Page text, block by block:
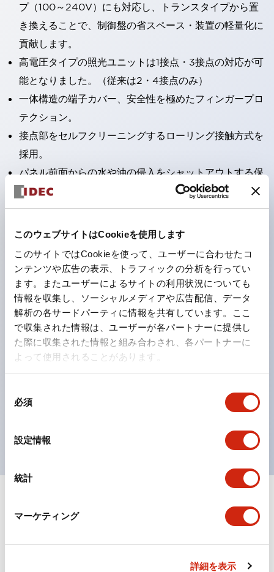
このウェブサイトはCookieを使用します
このサイトではCookieを使って、ユーザーに合わせたコ
ンテンツや広告の表示、トラフィックの分析を行ってい
ます。またユーザーによるサイトの利用状況についても
情報を収集し、ソーシャルメディアや広告配信、データ
解析の各サードパーティに情報を共有しています。ここ
で収集された情報は、ユーザーが各パートナーに提供し
た際に収集された情報と組み合わされ、各パートナーに
よって使用されることがあります。
必須
設定情報
統計
マーケティング
詳細を表示
プ（100～240V）にも対応し、トランスタイプから置
き換えることで、制御盤の省スペース・装置の軽量化に
貢献します。
高電圧タイプの照光ユニットは1接点・3接点の対応が可
能となりました。（従来は2・4接点のみ）
一体構造の端子カバー、安全性を極めたフィンガープロ
テクション。
接点部をセルフクリーニングするローリング接触方式を
採用。
パネル前面からの水や油の侵入をシャットアウトする保
護構造：IP65。（ただし2点押ボタンスイッチは
IP40）
2つの独立した動作の押ボタンスイッチと表示灯の3つ
チも完備。
ワールドワイドなニーズに対応する各種電圧を完備。
1つで6色の役をこなすLED球（LSRD球）。これまで色
ごとに分かれていたLED球を、1色のLED球で各色を表
現できるようにしました。
カラーユニバーサルデザインに対応。表示灯（角平形）
の点灯/消灯の認識および、点灯時のランプ色の識別が
ISO 3864-4安全色に対応。危険時や緊急事態時の色表
現がより明確・鮮明で、より多くの方が識別可能に。
すべて展開+